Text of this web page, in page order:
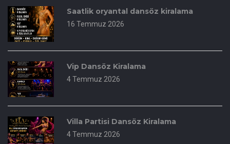
Saatlik oryantal dansöz kiralama
16 Temmuz 2026
Vip Dansöz Kiralama
4 Temmuz 2026
Villa Partisi Dansöz Kiralama
4 Temmuz 2026